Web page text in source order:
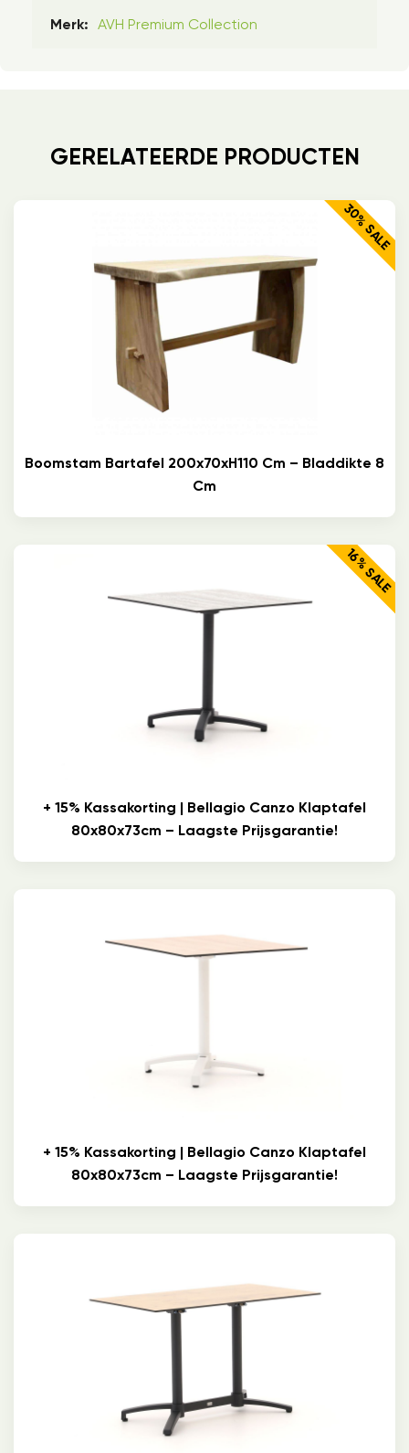
Merk: AVH Premium Collection
GERELATEERDE PRODUCTEN
30% SALE
Boomstam Bartafel 200x70xH110 Cm – Bladdikte 8
Cm
16% SALE
+ 15% Kassakorting | Bellagio Canzo Klaptafel
80x80x73cm – Laagste Prijsgarantie!
+ 15% Kassakorting | Bellagio Canzo Klaptafel
80x80x73cm – Laagste Prijsgarantie!